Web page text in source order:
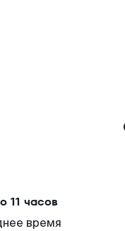
11 часов
время